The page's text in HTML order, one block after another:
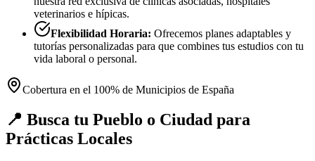
veterinarios e hípicas.
Flexibilidad Horaria: Ofrecemos planes adaptables y
tutorías personalizadas para que combines tus estudios con tu
vida laboral o personal.
Cobertura en el 100% de Municipios de España
📍 Busca tu Pueblo o Ciudad para
Prácticas Locales